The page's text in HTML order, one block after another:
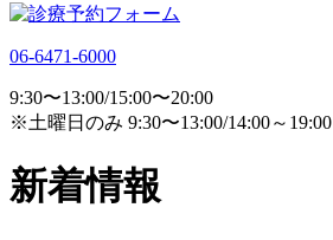
06-6471-6000
9:30〜13:00/15:00〜20:00
※土曜日のみ 9:30〜13:00/14:00～19:00
新着情報